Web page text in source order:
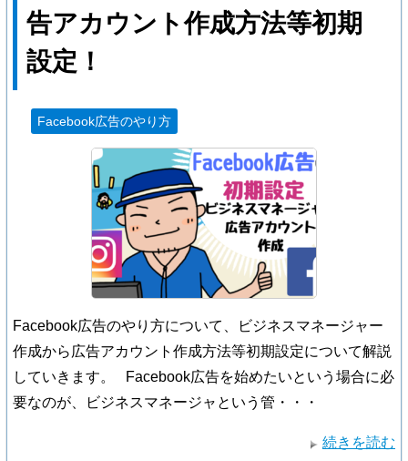
告アカウント作成方法等初期
設定！
Facebook広告のやり方
Facebook広告のやり方について、ビジネスマネージャー
作成から広告アカウント作成方法等初期設定について解説
していきます。 Facebook広告を始めたいという場合に必
要なのが、ビジネスマネージャという管・・・
続きを読む